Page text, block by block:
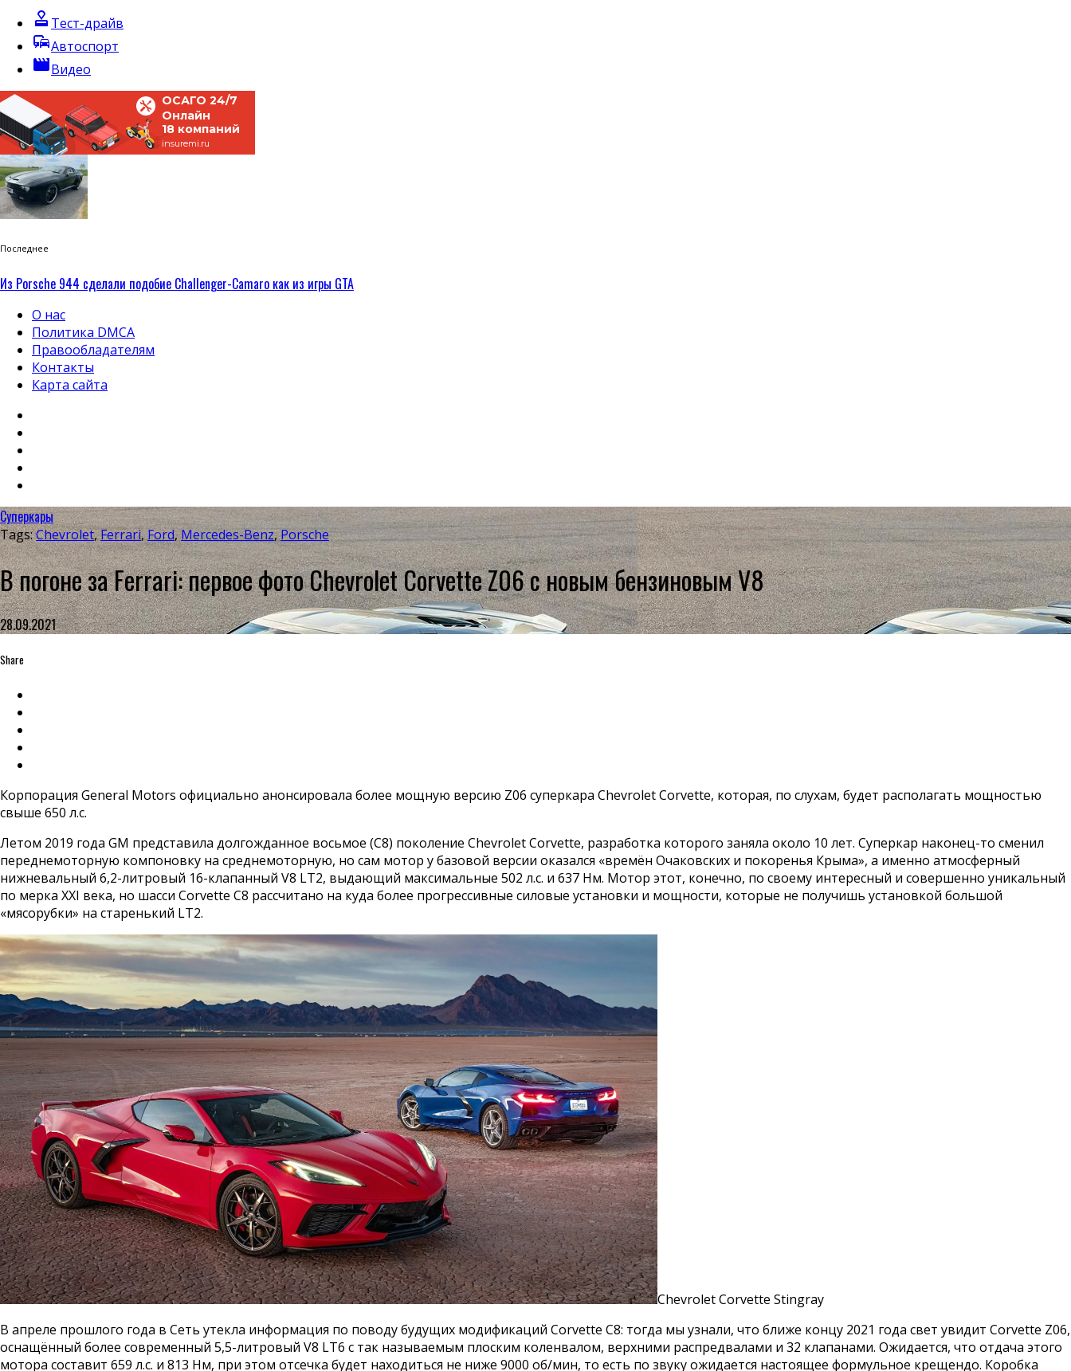
approval Тест-драйв
commuteАвтоспорт
movieВидео
ОСАГО 24/7
Онлайн
18 компаний
insuremi.ru
Последнее
Из Porsche 944 сделали подобие Challenger-Camaro как из игры GTA
О нас
Политика DMCA
Правообладателям
Контакты
Карта сайта
Суперкары
Tags:Chevrolet,Ferrari,Ford,Mercedes-Benz,Porsche
В погоне за Ferrari: первое фото Chevrolet Corvette Z06 с новым бензиновым V8
28.09.2021
Share
Корпорация General Motors официально анонсировала более мощную версию Z06 суперкара Chevrolet Corvette, которая, по слухам, будет располагать мощностью
свыше 650 л.с.
Летом 2019 года GM представила долгожданное восьмое (С8) поколение Chevrolet Corvette, разработка которого заняла около 10 лет. Суперкар наконец-то сменил
переднемоторную компоновку на среднемоторную, но сам мотор у базовой версии оказался «времён Очаковских и покоренья Крыма», а именно атмосферный
нижневальный 6,2-литровый 16-клапанный V8 LT2, выдающий максимальные 502 л.с. и 637 Нм. Мотор этот, конечно, по своему интересный и совершенно уникальный
по мерка XXI века, но шасси Corvette С8 рассчитано на куда более прогрессивные силовые установки и мощности, которые не получишь установкой большой
«мясорубки» на старенький LT2.
Chevrolet Corvette Stingray
В апреле прошлого года в Сеть утекла информация по поводу будущих модификаций Corvette С8: тогда мы узнали, что ближе концу 2021 года свет увидит Corvette Z06,
оснащённый более современный 5,5-литровый V8 LT6 с так называемым плоским коленвалом, верхними распредвалами и 32 клапанами. Ожидается, что отдача этого
мотора составит 659 л.с. и 813 Нм, при этом отсечка будет находиться не ниже 9000 об/мин, то есть по звуку ожидается настоящее формульное крещендо. Коробка